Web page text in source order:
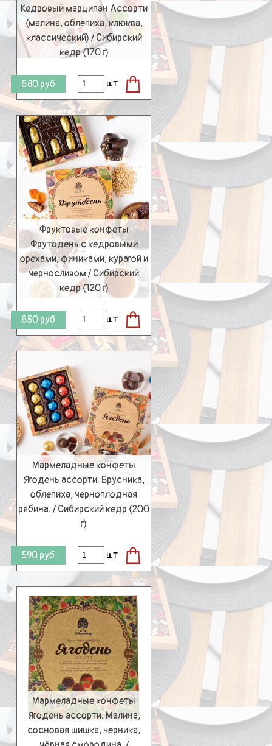
Кедровый марципан Ассорти
(малина, облепиха, клюква,
классический) / Сибирский
кедр (170 г)
680 руб шт
Фруктовые конфеты
Фрутодень с кедровыми
орехами, финиками, курагой и
черносливом / Сибирский
кедр (120 г)
650 руб шт
Мармеладные конфеты
Ягодень ассорти. Брусника,
облепиха, черноплодная
рябина. / Сибирский кедр (200
г)
590 руб шт
Мармеладные конфеты
Ягодень ассорти. Малина,
сосновая шишка, черника,